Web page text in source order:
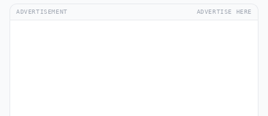
ADVERTISEMENT ADVERTISE HERE